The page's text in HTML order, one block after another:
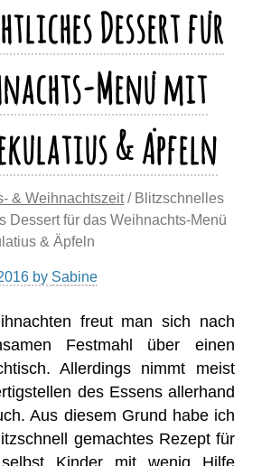
Dessert für
Menü mit
& Äpfeln
& Weihnachtszeit/ Blitzschnelles
Dessert für das Weihnachts-Menü
& Äpfeln
by Sabine
freut man sich nach
Festmahl über einen
Allerdings nimmt meist
des Essens allerhand
Aus diesem Grund habe ich
gemachtes Rezept für
Kinder mit wenig Hilfe